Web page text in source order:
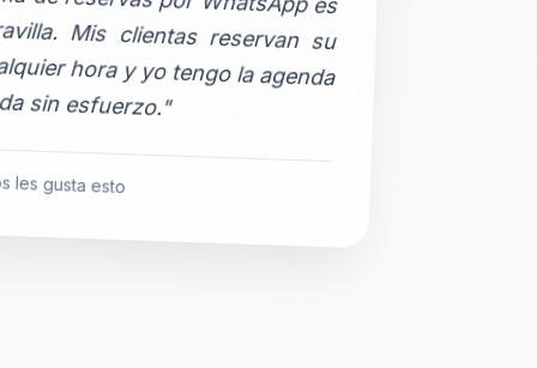
sin esfuerzo."
les gusta esto